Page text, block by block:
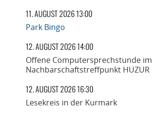
11. AUGUST 2026 13:00
Park Bingo
12. AUGUST 2026 14:00
Offene Computersprechstunde im
Nachbarschaftstreffpunkt HUZUR
12. AUGUST 2026 16:30
Lesekreis in der Kurmark